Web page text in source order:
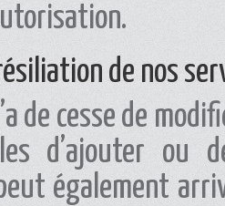
de nos
de cesse de
d’ajouter ou
également